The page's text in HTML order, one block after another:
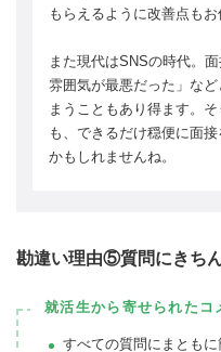
もらえるように改善点もお
また現代はSNSの時代。
雰囲気が最悪だった」な
まうこともあり得ます。
も、できるだけ穏便に面
かもしれませんね。
勘違い理由⑤質問にきち
就活生から寄せられたコ
すべての質問にまとも